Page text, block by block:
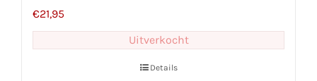
€21,95
Uitverkocht
Details